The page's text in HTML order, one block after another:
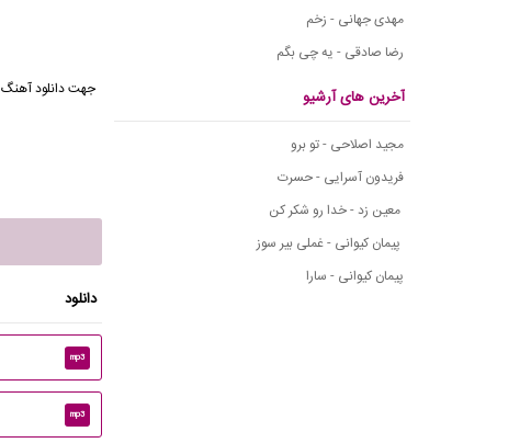
مهدی جهانی - زخم
رضا صادقی - یه چی بگم
آخرین های آرشیو
مجید اصلاحی - تو برو
فریدون آسرایی - حسرت
معین زد - خدا رو شکر کن
پیمان کیوانی - غملی بیر سوز
پیمان کیوانی - سارا
دانلود
mp3
mp3